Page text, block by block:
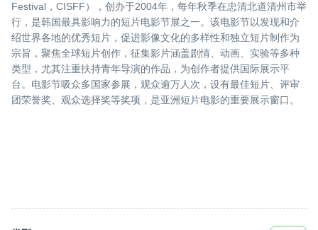
Festival，CISFF），创办于2004年，每年秋季在忠清北道清州市举
行，是韩国最具影响力的短片电影节展之一。该电影节以发现和介
绍世界各地的优秀短片，促进影像文化的多样性和独立短片制作为
宗旨，聚焦全球短片创作，征集影片涵盖剧情、动画、实验等多种
类型，尤其注重扶持青年导演的作品，为创作者提供国际展示平
台。电影节吸众多国家参展，观众逾万人次，设有最佳短片、评审
团荣誉奖、观众选择奖等奖项，是亚洲短片电影的重要展示窗口。